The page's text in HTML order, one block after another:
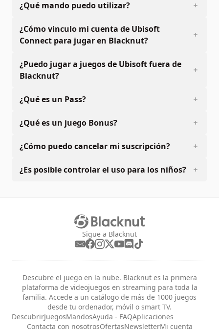
¿Qué mando puedo utilizar?
¿Cómo vinculo mi cuenta de Ubisoft
Connect para jugar en Blacknut?
¿Puedo jugar a juegos de Ubisoft fuera de
Blacknut?
¿Qué es un Pass?
¿Qué es un juego Bonus?
¿Cómo puedo cancelar mi suscripción?
¿Es posible controlar el uso para los niños?
Sigue a Blacknut
Descubre el juego en la nube. Blacknut es la primera
plataforma de videojuegos en streaming para toda la
familia. Accede a un catálogo de más de 1000 juegos
desde tu ordenador, móvil o smart TV.
DescubrirJuegosMandosAyuda - FAQAplicaciones
Contacta con nosotrosOfertasNewsletterMi cuenta